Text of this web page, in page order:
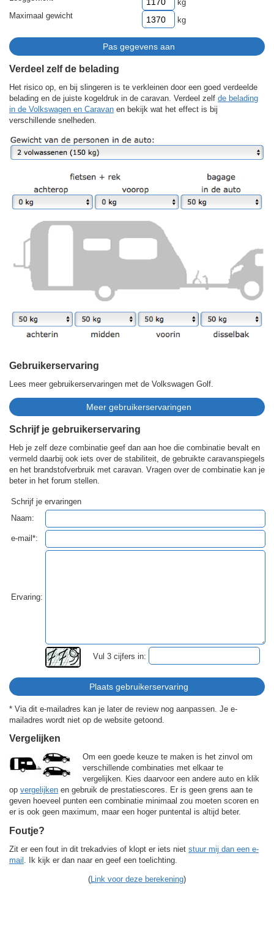
kg
Maximaal gewicht
kg
Verdeel zelf de belading
Het risico op, en bij slingeren is te verkleinen door een goed verdeelde
belading en de juiste kogeldruk in de caravan. Verdeel zelf de belading
in de Volkswagen en Caravan en bekijk wat het effect is bij
verschillende snelheden.
Gebruikerservaring
Lees meer gebruikerservaringen met de Volkswagen Golf.
Schrijf je gebruikerservaring
Heb je zelf deze combinatie geef dan aan hoe die combinatie bevalt en
vermeld daarbij ook iets over de stabiliteit, de gebruikte caravanspiegels
en het brandstofverbruik met caravan. Vragen over de combinatie kan je
beter in het forum stellen.
Schrijf je ervaringen
Naam:
e-mail*:
Ervaring:
Vul 3 cijfers in:
* Via dit e-mailadres kan je later de review nog aanpassen. Je e-
mailadres wordt niet op de website getoond.
Vergelijken
Om een goede keuze te maken is het zinvol om
verschillende combinaties met elkaar te
vergelijken. Kies daarvoor een andere auto en klik
op vergelijken en gebruik de prestatiescores. Er is geen grens aan te
geven hoeveel punten een combinatie minimaal zou moeten scoren en
er is ook geen maximum, maar een hoger puntental is altijd beter.
Foutje?
Zit er een fout in dit trekadvies of klopt er iets niet stuur mij dan een e-
mail
. Ik kijk er dan naar en geef een toelichting.
( Link voor deze berekening)